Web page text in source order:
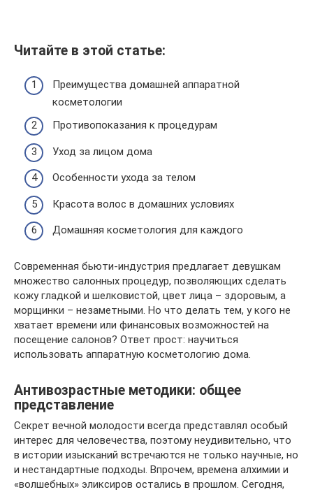
Читайте в этой статье:
Преимущества домашней аппаратной
косметологии
Противопоказания к процедурам
Уход за лицом дома
Особенности ухода за телом
Красота волос в домашних условиях
Домашняя косметология для каждого
Современная бьюти-индустрия предлагает девушкам
множество салонных процедур, позволяющих сделать
кожу гладкой и шелковистой, цвет лица – здоровым, а
морщинки – незаметными. Но что делать тем, у кого не
хватает времени или финансовых возможностей на
посещение салонов? Ответ прост: научиться
использовать аппаратную косметологию дома.
Антивозрастные методики: общее
представление
Секрет вечной молодости всегда представлял особый
интерес для человечества, поэтому неудивительно, что
в истории изысканий встречаются не только научные, но
и нестандартные подходы. Впрочем, времена алхимии и
«волшебных» эликсиров остались в прошлом. Сегодня,